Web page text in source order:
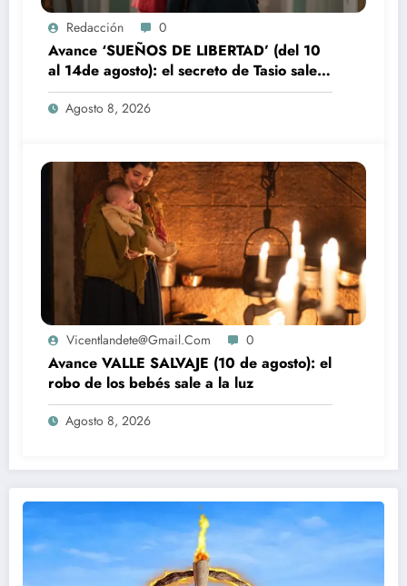
Redacción 0
Avance ‘SUEÑOS DE LIBERTAD’ (del 10
al 14de agosto): el secreto de Tasio sale a
la luz
Agosto 8, 2026
Vicentlandete@gmail.com 0
Avance VALLE SALVAJE (10 de agosto): el
robo de los bebés sale a la luz
Agosto 8, 2026